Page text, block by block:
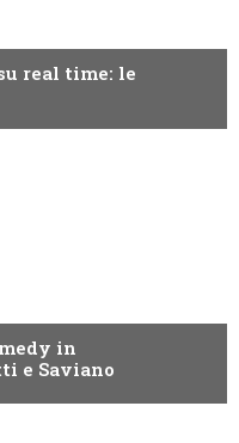
real time: le
in
e Saviano